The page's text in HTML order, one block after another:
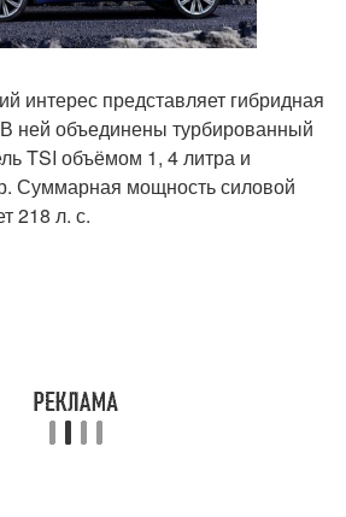
интерес представляет гибридная
ней объединены турбированный
TSI объёмом 1, 4 литра и
Суммарная мощность силовой
218 л. с.